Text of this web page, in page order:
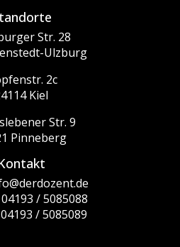
Str. 28
Ulzburg
2c
Kiel
Str. 9
Pinneberg
/ 5085088
/ 5085089